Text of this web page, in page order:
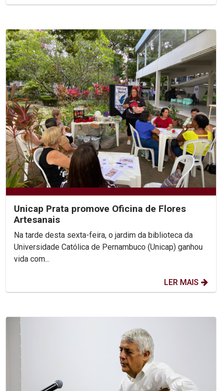
Unicap Prata promove Oficina de Flores
Artesanais
Na tarde desta sexta-feira, o jardim da biblioteca da
Universidade Católica de Pernambuco (Unicap) ganhou
vida com...
LER MAIS